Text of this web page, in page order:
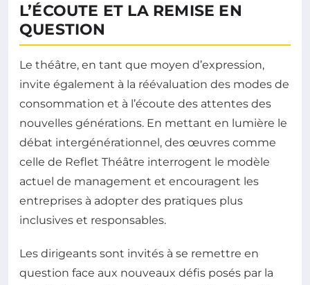
L’ÉCOUTE ET LA REMISE EN
QUESTION
Le théâtre, en tant que moyen d’expression,
invite également à la réévaluation des modes de
consommation et à l’écoute des attentes des
nouvelles générations. En mettant en lumière le
débat intergénérationnel, des œuvres comme
celle de Reflet Théâtre interrogent le modèle
actuel de management et encouragent les
entreprises à adopter des pratiques plus
inclusives et responsables.
Les dirigeants sont invités à se remettre en
question face aux nouveaux défis posés par la